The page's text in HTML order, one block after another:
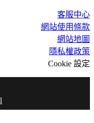
客服中心
網站使用條款
網站地圖
隱私權政策
Cookie 設定